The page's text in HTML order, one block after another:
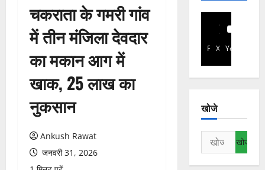
चकराता के गमरी गांव
में तीन मंजिला देवदार
का मकान आग में
खाक, 25 लाख का
नुकसान
Ankush Rawat
जनवरी 31, 2026
Facebook
X YouTube
खोजे
निम्न
को
खोजें: